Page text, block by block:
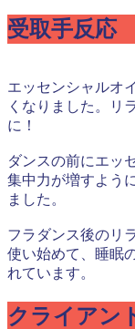
受取手反応
エッセンシャルオ
くなりました。リ
に！
ダンスの前にエッ
集中力が増すよう
ました。
フラダンス後のリ
使い始めて、睡眠
れています。
クライアン